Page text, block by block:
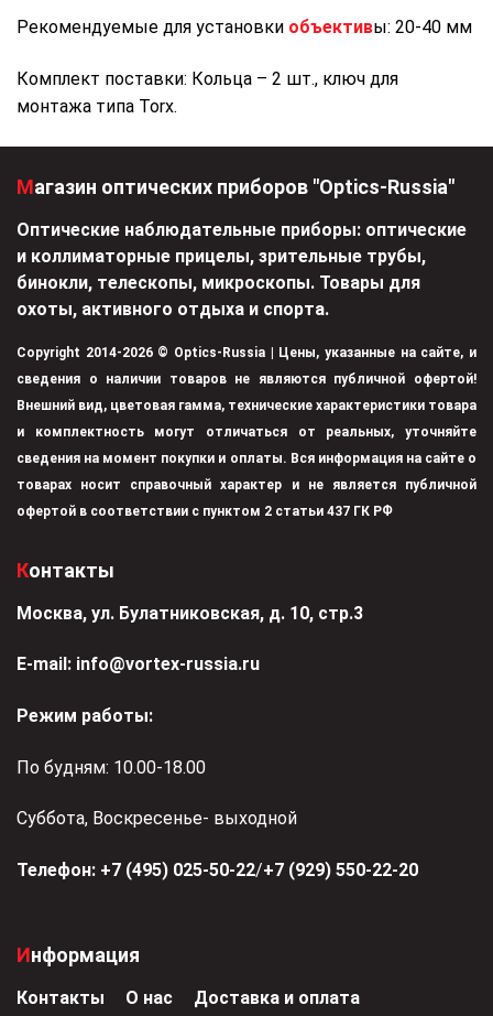
Рекомендуемые для установки объективы: 20-40 мм
Комплект поставки: Кольца – 2 шт., ключ для
монтажа типа Torx.
Магазин оптических приборов "Optics-Russia"
Оптические наблюдательные приборы: оптические
и коллиматорные прицелы, зрительные трубы,
бинокли, телескопы, микроскопы. Товары для
охоты, активного отдыха и спорта.
Copyright 2014-2026 © Optics-Russia | Цены, указанные на сайте, и
сведения о наличии товаров не являются публичной офертой!
Внешний вид, цветовая гамма, технические характеристики товара
и комплектность могут отличаться от реальных, уточняйте
сведения на момент покупки и оплаты. Вся информация на сайте о
товарах носит справочный характер и не является публичной
офертой в соответствии с пунктом 2 статьи 437 ГК РФ
Контакты
Москва, ул. Булатниковская, д. 10, стр.3
Е-mail: info@vortex-russia.ru
Режим работы:
По будням: 10.00-18.00
Суббота, Воскресенье- выходной
Телефон: +7 (495) 025-50-22/+7 (929) 550-22-20
Информация
Контакты О нас Доставка и оплата